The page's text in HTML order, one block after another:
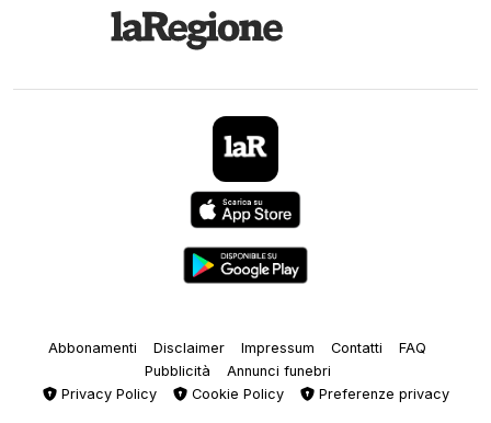
Abbonamenti Disclaimer Impressum Contatti
FAQ
Pubblicità
Annunci funebri
Privacy Policy
Cookie Policy Preferenze privacy